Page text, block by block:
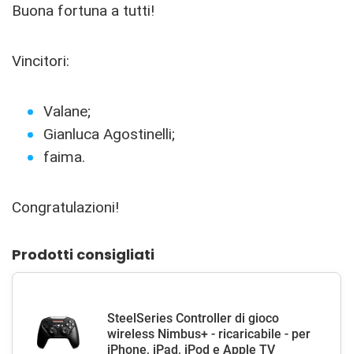
Buona fortuna a tutti!
Vincitori:
Valane;
Gianluca Agostinelli;
faima.
Congratulazioni!
Prodotti consigliati
SteelSeries Controller di gioco
wireless Nimbus+ - ricaricabile - per
iPhone, iPad, iPod e Apple TV